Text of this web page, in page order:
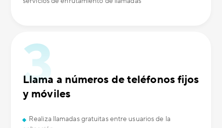
Llama a números de teléfonos fijos
y móviles
Realiza llamadas gratuitas entre usuarios de la